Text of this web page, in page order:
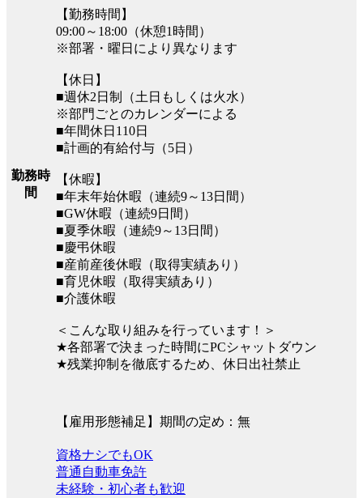
勤務時
間
【勤務時間】
09:00～18:00（休憩1時間）
※部署・曜日により異なります
【休日】
■週休2日制（土日もしくは火水）
※部門ごとのカレンダーによる
■年間休日110日
■計画的有給付与（5日）
【休暇】
■年末年始休暇（連続9～13日間）
■GW休暇（連続9日間）
■夏季休暇（連続9～13日間）
■慶弔休暇
■産前産後休暇（取得実績あり）
■育児休暇（取得実績あり）
■介護休暇
＜こんな取り組みを行っています！＞
★各部署で決まった時間にPCシャットダウン
★残業抑制を徹底するため、休日出社禁止
【雇用形態補足】期間の定め：無
資格ナシでもOK
普通自動車免許
未経験・初心者も歓迎